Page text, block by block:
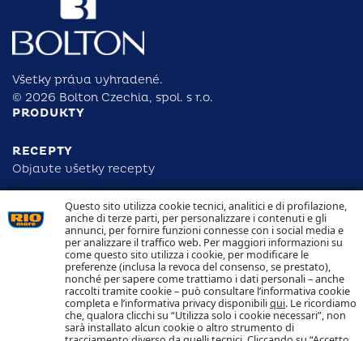
Questo sito utilizza cookie tecnici, analitici e di profilazione,
anche di terze parti, per personalizzare i contenuti e gli
annunci, per fornire funzioni connesse con i social media e
per analizzare il traffico web. Per maggiori informazioni su
come questo sito utilizza i cookie, per modificare le
preferenze (inclusa la revoca del consenso, se prestato),
nonché per sapere come trattiamo i dati personali – anche
raccolti tramite cookie – può consultare l’informativa cookie
completa e l’informativa privacy disponibiliqui. Le ricordiamo
che, qualora clicchi su “Utilizza solo i cookie necessari”, non
sarà installato alcun cookie o altro strumento di
Všetky práva vyhradené.
© 2026 Bolton Czechia, spol. s r.o.
PRODUKTY
RECEPTY
Objavte všetky recepty
ZODPOVEDNOSŤ
DOHĽADATEĽNOSŤ
KONTAKTUJTE NÁS
NAKLADANIE S COOKIES OCHRANA OSOBNÝCH
ÚDAJOV
Sledujte nás